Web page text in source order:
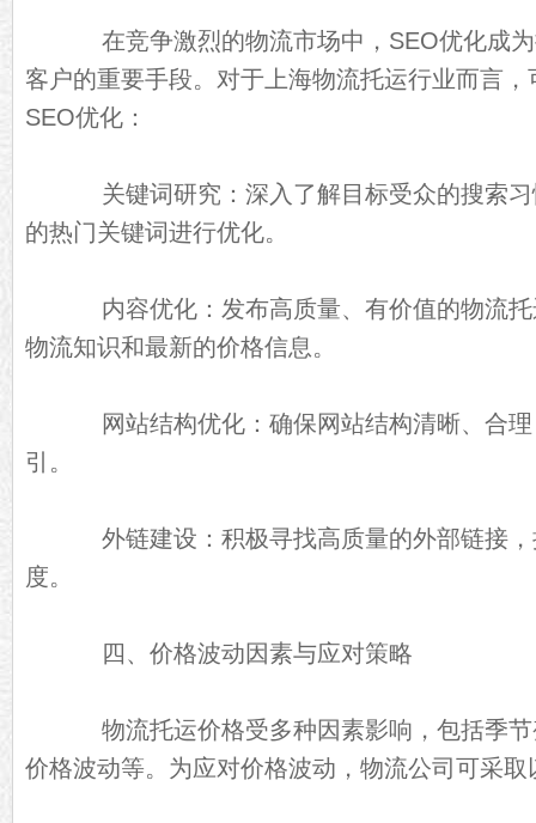
在竞争激烈的物流市场中，SEO优化成为
客户的重要手段。对于上海物流托运行业而言
SEO优化：
关键词研究：深入了解目标受众的搜索习
的热门关键词进行优化。
内容优化：发布高质量、有价值的物流托
物流知识和最新的价格信息。
网站结构优化：确保网站结构清晰、合理
引。
外链建设：积极寻找高质量的外部链接，
度。
四、价格波动因素与应对策略
物流托运价格受多种因素影响，包括季节
价格波动等。为应对价格波动，物流公司可采取